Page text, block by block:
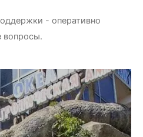
- оперативно
вопросы.